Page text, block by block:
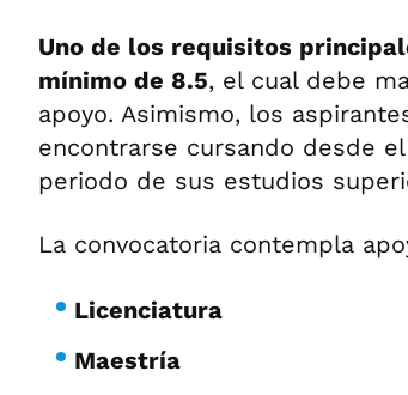
Uno de los requisitos
mínimo de 8.5, el cual debe
apoyo. Asimismo, los
encontrarse cursando desde
periodo de sus estudios
La convocatoria contempla
Licenciatura
Maestría